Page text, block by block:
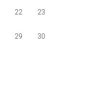
22 23
29 30